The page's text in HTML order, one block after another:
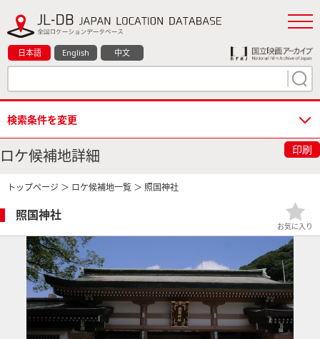
日本語 English 中文
検索条件を変更
ロケ候補地詳細 印刷
トップページ ＞ ロケ候補地一覧 ＞ 照国神社
照国神社
お気に入り